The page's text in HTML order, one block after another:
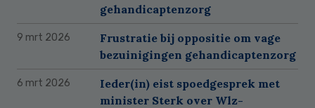
gehandicaptenzorg
9 mrt 2026
Frustratie bij oppositie om vage
bezuinigingen gehandicaptenzorg
6 mrt 2026
Ieder(in) eist spoedgesprek met
minister Sterk over Wlz-